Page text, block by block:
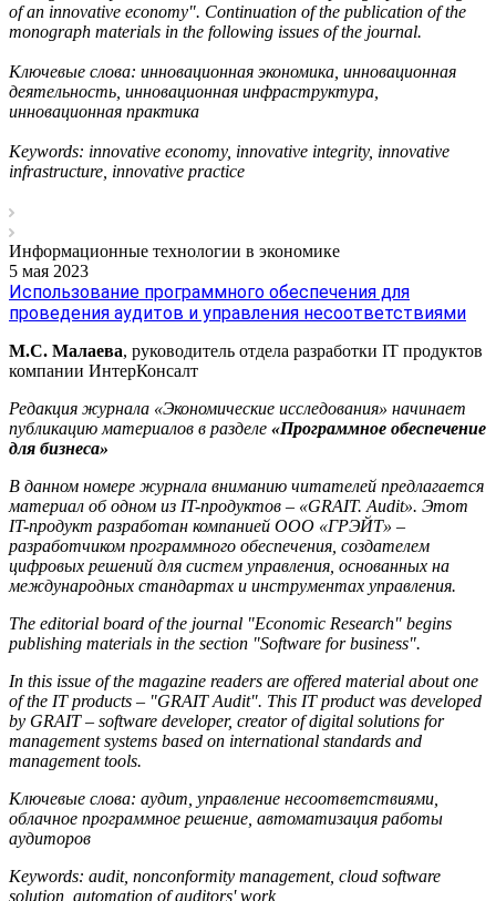
of an innovative economy". Continuation of the publication of the
monograph materials in the following issues of the journal.
Ключевые слова: инновационная экономика, инновационная
деятельность, инновационная инфраструктура,
инновационная практика
Keywords: innovative economy, innovative integrity, innovative
infrastructure, innovative practice
Информационные технологии в экономике
5 мая 2023
Использование программного обеспечения для
проведения аудитов и управления несоответствиями
М.С. Малаева, руководитель отдела разработки IT продуктов
компании ИнтерКонсалт
Редакция журнала «Экономические исследования» начинает
публикацию материалов в разделе «Программное обеспечение
для бизнеса»
В данном номере журнала вниманию читателей предлагается
материал об одном из IT-продуктов – «GRAIT. Audit». Этот
IT-продукт разработан компанией ООО «ГРЭЙТ» –
разработчиком программного обеспечения, создателем
цифровых решений для систем управления, основанных на
международных стандартах и инструментах управления.
The editorial board of the journal "Economic Research" begins
publishing materials in the section "Software for business".
In this issue of the magazine readers are offered material about one
of the IT products – "GRAIT Audit". This IT product was developed
by GRAIT – software developer, creator of digital solutions for
management systems based on international standards and
management tools.
Ключевые слова: аудит, управление несоответствиями,
облачное программное решение, автоматизация работы
аудиторов
Keywords: audit, nonconformity management, cloud software
solution, automation of auditors' work